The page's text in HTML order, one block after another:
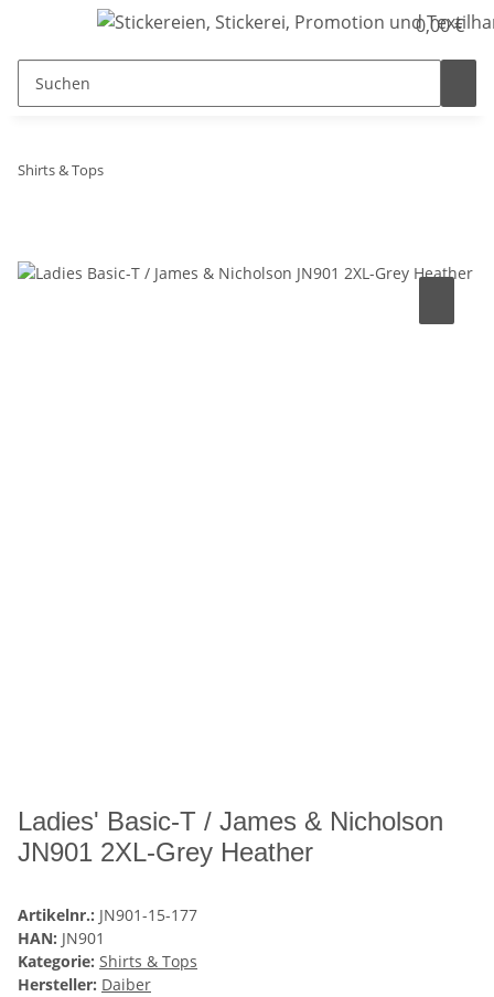
0,00 €
Shirts & Tops
Ladies' Basic-T / James & Nicholson
JN901 2XL-Grey Heather
Artikelnr.: JN901-15-177
HAN: JN901
Kategorie: Shirts & Tops
Hersteller: Daiber